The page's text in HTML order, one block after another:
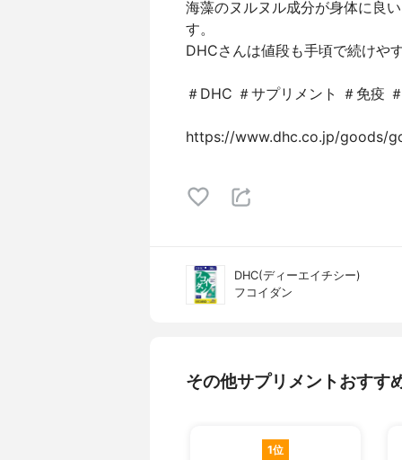
海藻のヌルヌル成分が身体に良
す。
DHCさんは値段も手頃で続けや
＃DHC ＃サプリメント ＃免疫
https://www.dhc.co.jp/goods/
DHC(ディーエイチシー)
フコイダン
その他サプリメントおすす
1位